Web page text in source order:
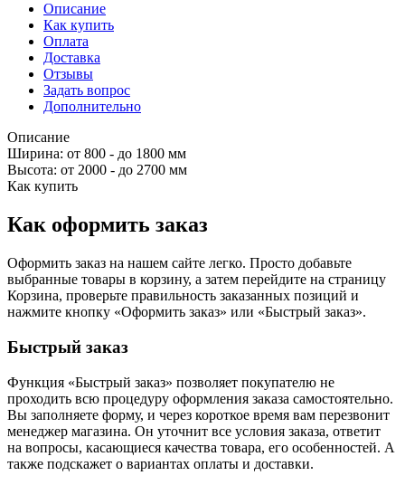
Описание
Как купить
Оплата
Доставка
Отзывы
Задать вопрос
Дополнительно
Описание
Ширина: от 800 - до 1800 мм
Высота: от 2000 - до 2700 мм
Как купить
Как оформить заказ
Оформить заказ на нашем сайте легко. Просто добавьте
выбранные товары в корзину, а затем перейдите на страницу
Корзина, проверьте правильность заказанных позиций и
нажмите кнопку «Оформить заказ» или «Быстрый заказ».
Быстрый заказ
Функция «Быстрый заказ» позволяет покупателю не
проходить всю процедуру оформления заказа самостоятельно.
Вы заполняете форму, и через короткое время вам перезвонит
менеджер магазина. Он уточнит все условия заказа, ответит
на вопросы, касающиеся качества товара, его особенностей. А
также подскажет о вариантах оплаты и доставки.